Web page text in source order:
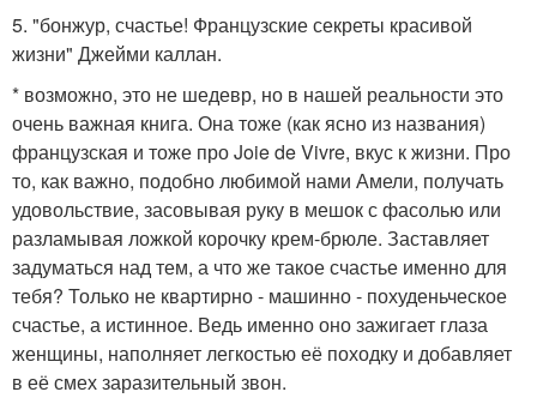
5. "бонжур, счастье! Французские секреты красивой
жизни" Джейми каллан.
* возможно, это не шедевр, но в нашей реальности это
очень важная книга. Она тоже (как ясно из названия)
французская и тоже про Joie de Vivre, вкус к жизни. Про
то, как важно, подобно любимой нами Амели, получать
удовольствие, засовывая руку в мешок с фасолью или
разламывая ложкой корочку крем-брюле. Заставляет
задуматься над тем, а что же такое счастье именно для
тебя? Только не квартирно - машинно - похуденьческое
счастье, а истинное. Ведь именно оно зажигает глаза
женщины, наполняет легкостью её походку и добавляет
в её смех заразительный звон.